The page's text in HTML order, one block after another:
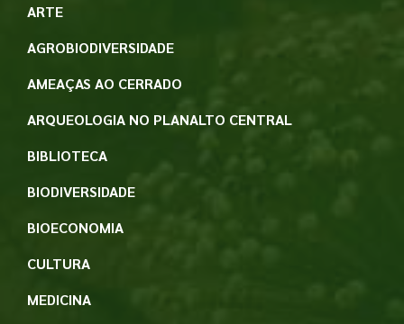
ARTE
AGROBIODIVERSIDADE
AMEAÇAS AO CERRADO
ARQUEOLOGIA NO PLANALTO CENTRAL
BIBLIOTECA
BIODIVERSIDADE
BIOECONOMIA
CULTURA
MEDICINA